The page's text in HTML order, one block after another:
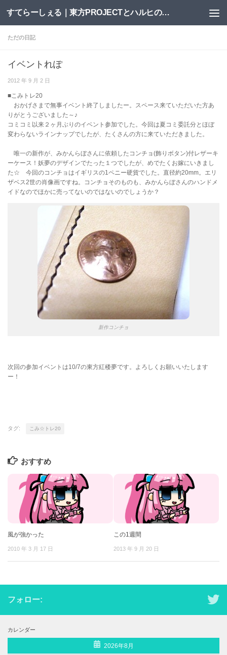
コンテンツへスキップ すてらーしぇる｜東方PROJECTとハルヒの二次創作サイト
ただの日記
イベントれぽ
2012 年 9 月 2 日
■こみトレ20
おかげさまで無事イベント終了しましたー。スペース来ていただいた方あ
りがとうございました～♪
コミコミ以来２ヶ月ぶりのイベント参加でした。今回は夏コミ委託分とほぼ
変わらないラインナップでしたが、たくさんの方に来ていただきました。
唯一の新作が、みかんらぼさんに依頼したコンチョ(飾りボタン)付レザーキ
ーケース！妖夢のデザインでたった１つでしたが、めでたくお嫁にいきまし
た☆ 今回のコンチョはイギリスの1ペニー硬貨でした。直径約20mm。エリ
ザベス2世の肖像画ですね。コンチョそのものも、みかんらぼさんのハンドメ
イドなのでほかに売ってないのではないのでしょうか？
新作コンチョ
次回の参加イベントは10/7の東方紅楼夢です。よろしくお願いいたします
ー！
タグ: こみ☆トレ20
おすすめ
風が強かった
2010 年 3 月 17 日
この1週間
2013 年 9 月 20 日
フォロー:
カレンダー
2026年8月